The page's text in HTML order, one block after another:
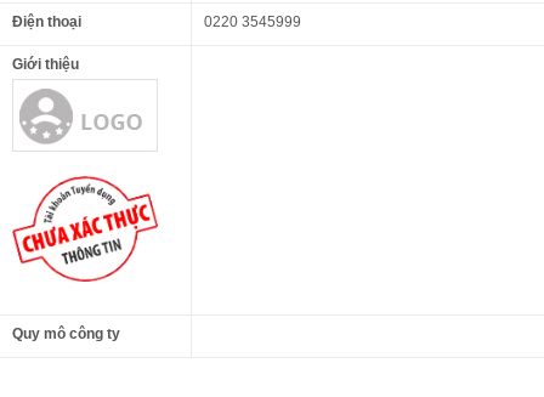
Điện thoại 0220 3545999
Giới thiệu
Quy mô công ty